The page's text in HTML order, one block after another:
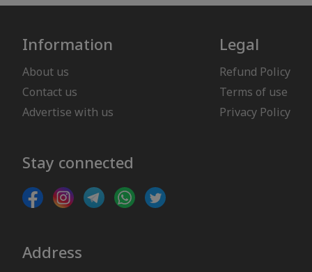
Information
About us
Contact us
Advertise with us
Legal
Refund Policy
Terms of use
Privacy Policy
Stay connected
Address